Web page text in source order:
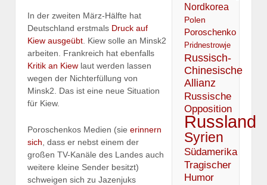
In der zweiten März-Hälfte hat
Deutschland erstmals Druck auf
Kiew ausgeübt. Kiew solle an Minsk2
arbeiten. Frankreich hat ebenfalls
Kritik an Kiew laut werden lassen
wegen der Nichterfüllung von
Minsk2. Das ist eine neue Situation
für Kiew.
Poroschenkos Medien (sie erinnern
sich , dass er nebst einem der
großen TV-Kanäle des Landes auch
weitere kleine Sender besitzt)
schweigen sich zu Jazenjuks
Nordkorea
Polen
Poroschenko
Pridnestrowje
Russisch-
Chinesische
Allianz
Russische
Opposition
Russland
Syrien
Südamerika
Tragischer
Humor